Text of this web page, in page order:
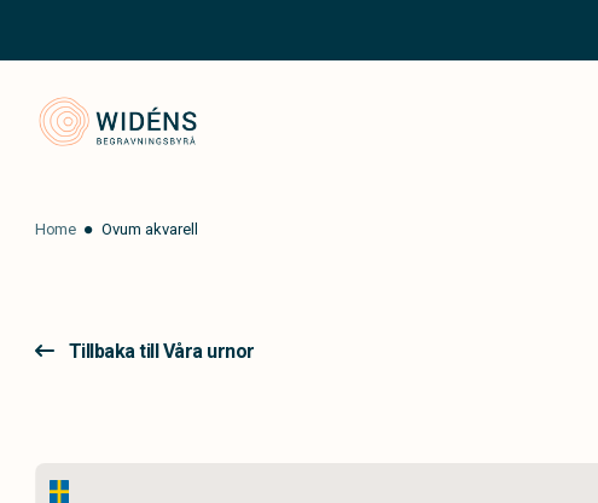
Home Ovum akvarell
Tillbaka till Våra urnor